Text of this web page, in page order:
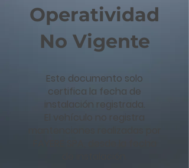
Operatividad
No Vigente
Este documento solo
certifica la fecha de
instalación registrada.
El vehículo no registra